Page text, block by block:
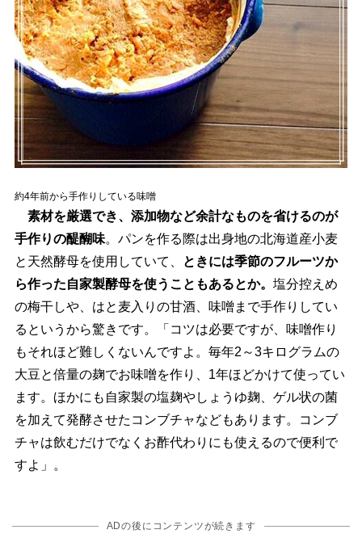
約4年前から手作りしている味噌
素材を厳選でき、添加物など余計なものを省けるのが
手作りの醍醐味。パンを作る際は出身地の北海道産小麦
と天然酵母を使用していて、
ときには季節のフルーツか
ら作った自家製酵母を使うこともあるとか。 塩分控えめ
の梅干しや、はと麦入りの甘酒、味噌まで手作りしてい
るというから驚きです。「コツは必要ですが、味噌作り
もそれほど難しくないんですよ。毎年2～3キログラムの
大豆と倍量の麹でお味噌を作り、1年ほどかけて使ってい
ます。ほかにも自家製の塩麹やしょうゆ麹、ゲル状の菌
を加えて発酵させたコンブチャなどもあります。コンブ
チャは飲むだけでなくお酢代わりにも使えるので便利で
すよ」。
ADの後にコンテンツが続きます